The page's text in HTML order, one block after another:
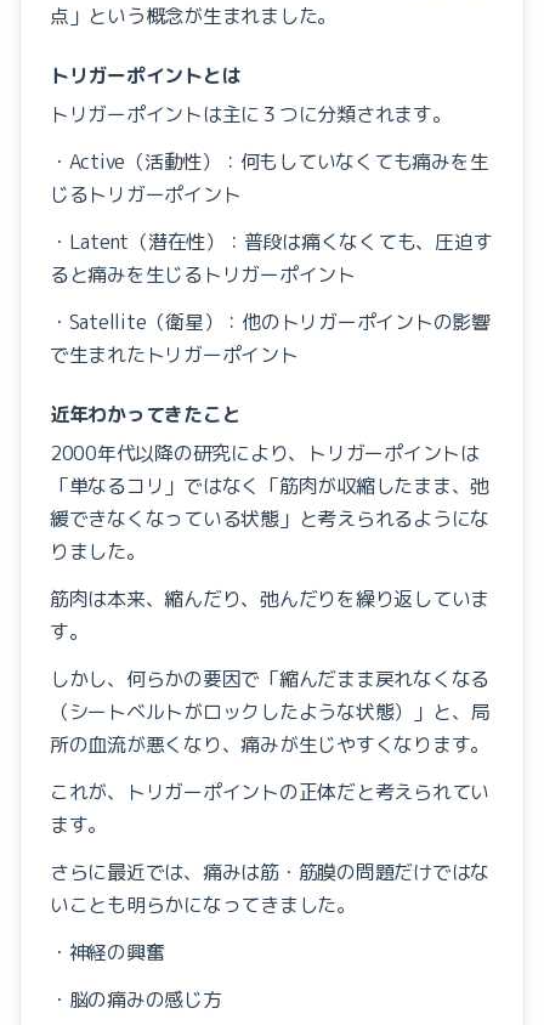
点」という概念が生まれました。
トリガーポイントとは
トリガーポイントは主に３つに分類されます。
・Active（活動性）：何もしていなくても痛みを生
じるトリガーポイント
・Latent（潜在性）：普段は痛くなくても、圧迫す
ると痛みを生じるトリガーポイント
・Satellite（衛星）：他のトリガーポイントの影響
で生まれたトリガーポイント
近年わかってきたこと
2000年代以降の研究により、トリガーポイントは
「単なるコリ」ではなく「筋肉が収縮したまま、弛
緩できなくなっている状態」と考えられるようにな
りました。
筋肉は本来、縮んだり、弛んだりを繰り返していま
す。
しかし、何らかの要因で「縮んだまま戻れなくなる
（シートベルトがロックしたような状態）」と、局
所の血流が悪くなり、痛みが生じやすくなります。
これが、トリガーポイントの正体だと考えられてい
ます。
さらに最近では、 痛みは筋・筋膜の問題だけではな
いことも明らかになってきました。
・神経の興奮
・脳の痛みの感じ方